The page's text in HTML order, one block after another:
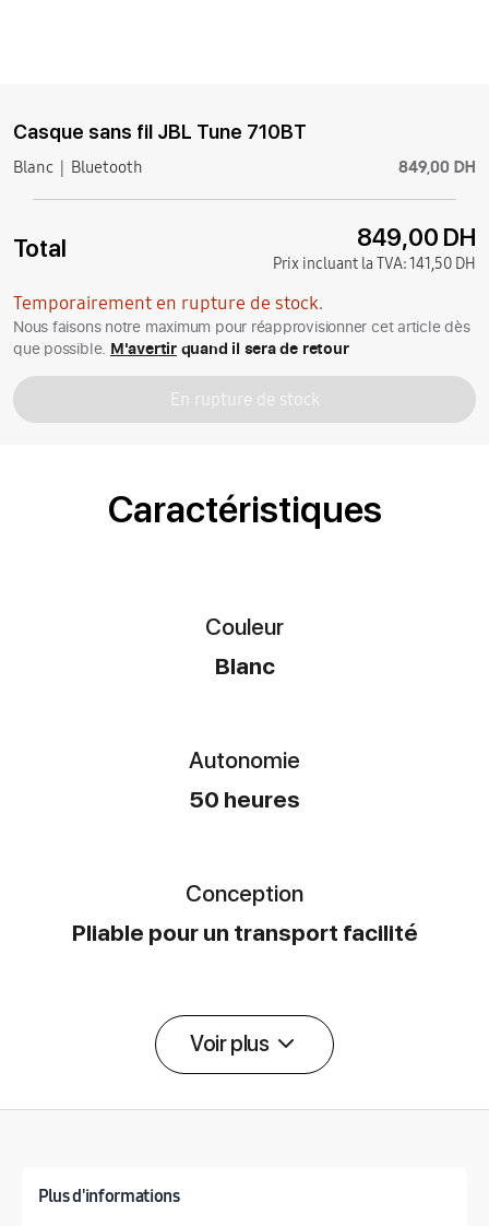
Casque sans fil JBL Tune 710BT
Blanc Bluetooth 849,00 DH
Total 849,00 DH
Prix incluant la TVA:141,50 DH
Temporairement en rupture de stock.
Nous faisons notre maximum pour réapprovisionner cet article dès
que possible. M'avertirquand il sera de retour
En rupture de stock
Caractéristiques
Couleur
Blanc
Autonomie
50 heures
Conception
Pliable pour un transport facilité
Voir plus
Plus d'informations